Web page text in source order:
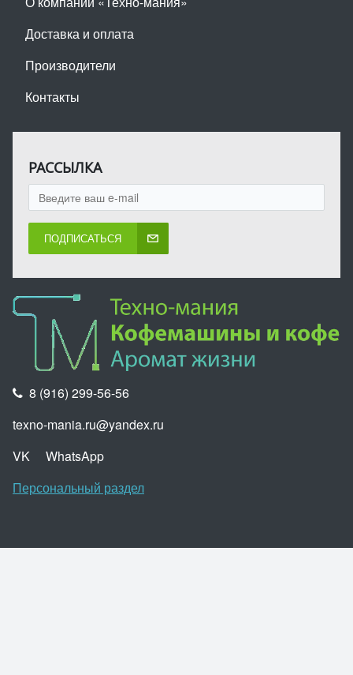
Доставка и оплата
Производители
Контакты
РАССЫЛКА
ПОДПИСАТЬСЯ
8 (916) 299-56-56
texno-mania.ru@yandex.ru
VK
WhatsApp
Персональный раздел